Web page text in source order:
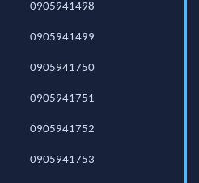
0905941498
0905941499
0905941750
0905941751
0905941752
0905941753